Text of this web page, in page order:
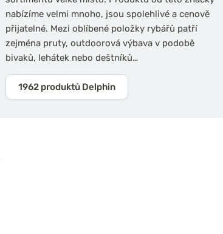
nabízíme velmi mnoho, jsou spolehlivé a cenově
přijatelné. Mezi oblíbené položky rybářů patří
zejména pruty, outdoorová výbava v podobě
bivaků, lehátek nebo deštníků…
1962 produktů Delphin